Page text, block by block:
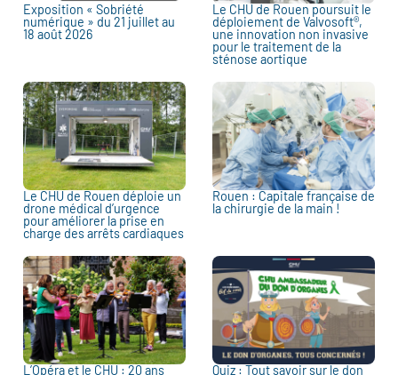
Exposition « Sobriété
numérique » du 21 juillet au
18 août 2026
Le CHU de Rouen poursuit le
déploiement de Valvosoft®,
une innovation non invasive
pour le traitement de la
sténose aortique
Le CHU de Rouen déploie un
drone médical d’urgence
pour améliorer la prise en
charge des arrêts cardiaques
Rouen : Capitale française de
la chirurgie de la main !
L’Opéra et le CHU : 20 ans
Quiz : Tout savoir sur le don